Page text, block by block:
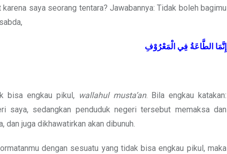
saya seorang tentara? Jawabannya: Tidak boleh bagimu
إِنَّمَا الطَّاعَةُ فِي الْمَعْرُوْفِ
bisa engkau pikul, wallahul musta’an. Bila engkau katakan:
sedangkan penduduk negeri tersebut memaksa dan
juga dikhawatirkan akan dibunuh.
dengan sesuatu yang tidak bisa engkau pikul, maka